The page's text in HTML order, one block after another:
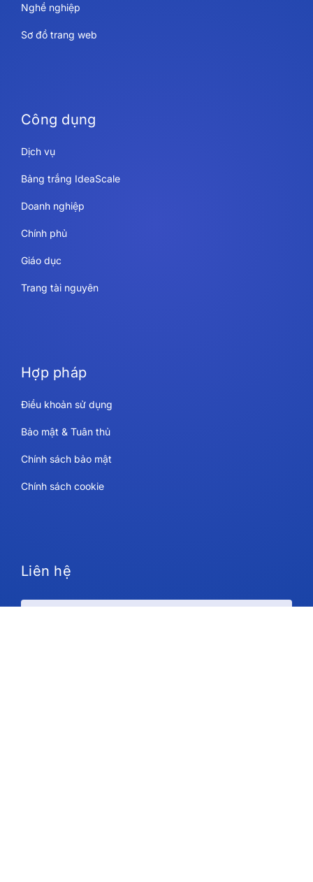
Nghề nghiệp
Sơ đồ trang web
Công dụng
Dịch vụ
Bảng trắng IdeaScale
Doanh nghiệp
Chính phủ
Giáo dục
Trang tài nguyên
Hợp pháp
Điều khoản sử dụng
Bảo mật & Tuân thủ
Chính sách bảo mật
Chính sách cookie
Liên hệ